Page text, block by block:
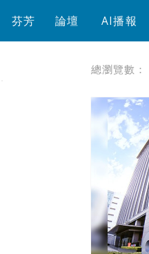
芬芳 論壇 AI播報
總瀏覽數：